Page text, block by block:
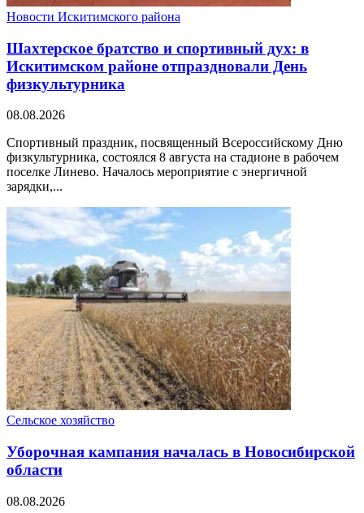
Новости Искитимского района
Шахтерское братство и спортивный дух: в
Искитимском районе отпраздновали День
физкультурника
08.08.2026
Спортивный праздник, посвященный Всероссийскому Дню
физкультурника, состоялся 8 августа на стадионе в рабочем
поселке Линево. Началось мероприятие с энергичной
зарядки,...
Сельское хозяйство
Уборочная кампания началась в Новосибирской
области
08.08.2026